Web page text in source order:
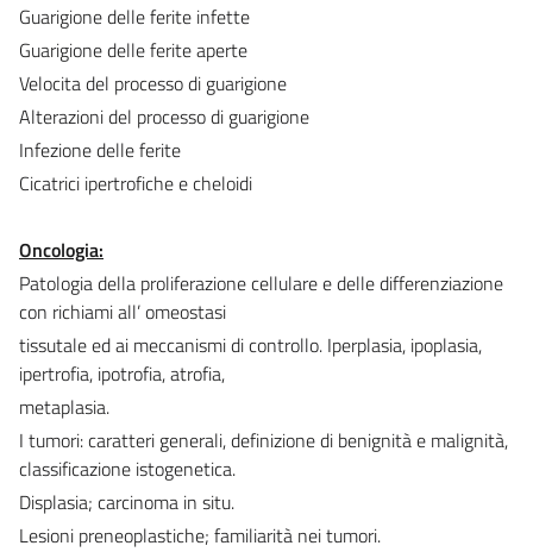
Guarigione delle ferite infette
Guarigione delle ferite aperte
Velocita del processo di guarigione
Alterazioni del processo di guarigione
Infezione delle ferite
Cicatrici ipertrofiche e cheloidi
Oncologia:
Patologia della proliferazione cellulare e delle differenziazione
con richiami all’ omeostasi
tissutale ed ai meccanismi di controllo. Iperplasia, ipoplasia,
ipertrofia, ipotrofia, atrofia,
metaplasia.
I tumori: caratteri generali, definizione di benignità e malignità,
classificazione istogenetica.
Displasia; carcinoma in situ.
Lesioni preneoplastiche; familiarità nei tumori.